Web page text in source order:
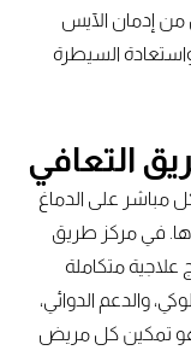
إدمان الآيس
السيطرة
التعافي
على الدماغ
في مركز طريق
علاجية متكاملة
والدعم الدوائي،
تمكين كل مريض